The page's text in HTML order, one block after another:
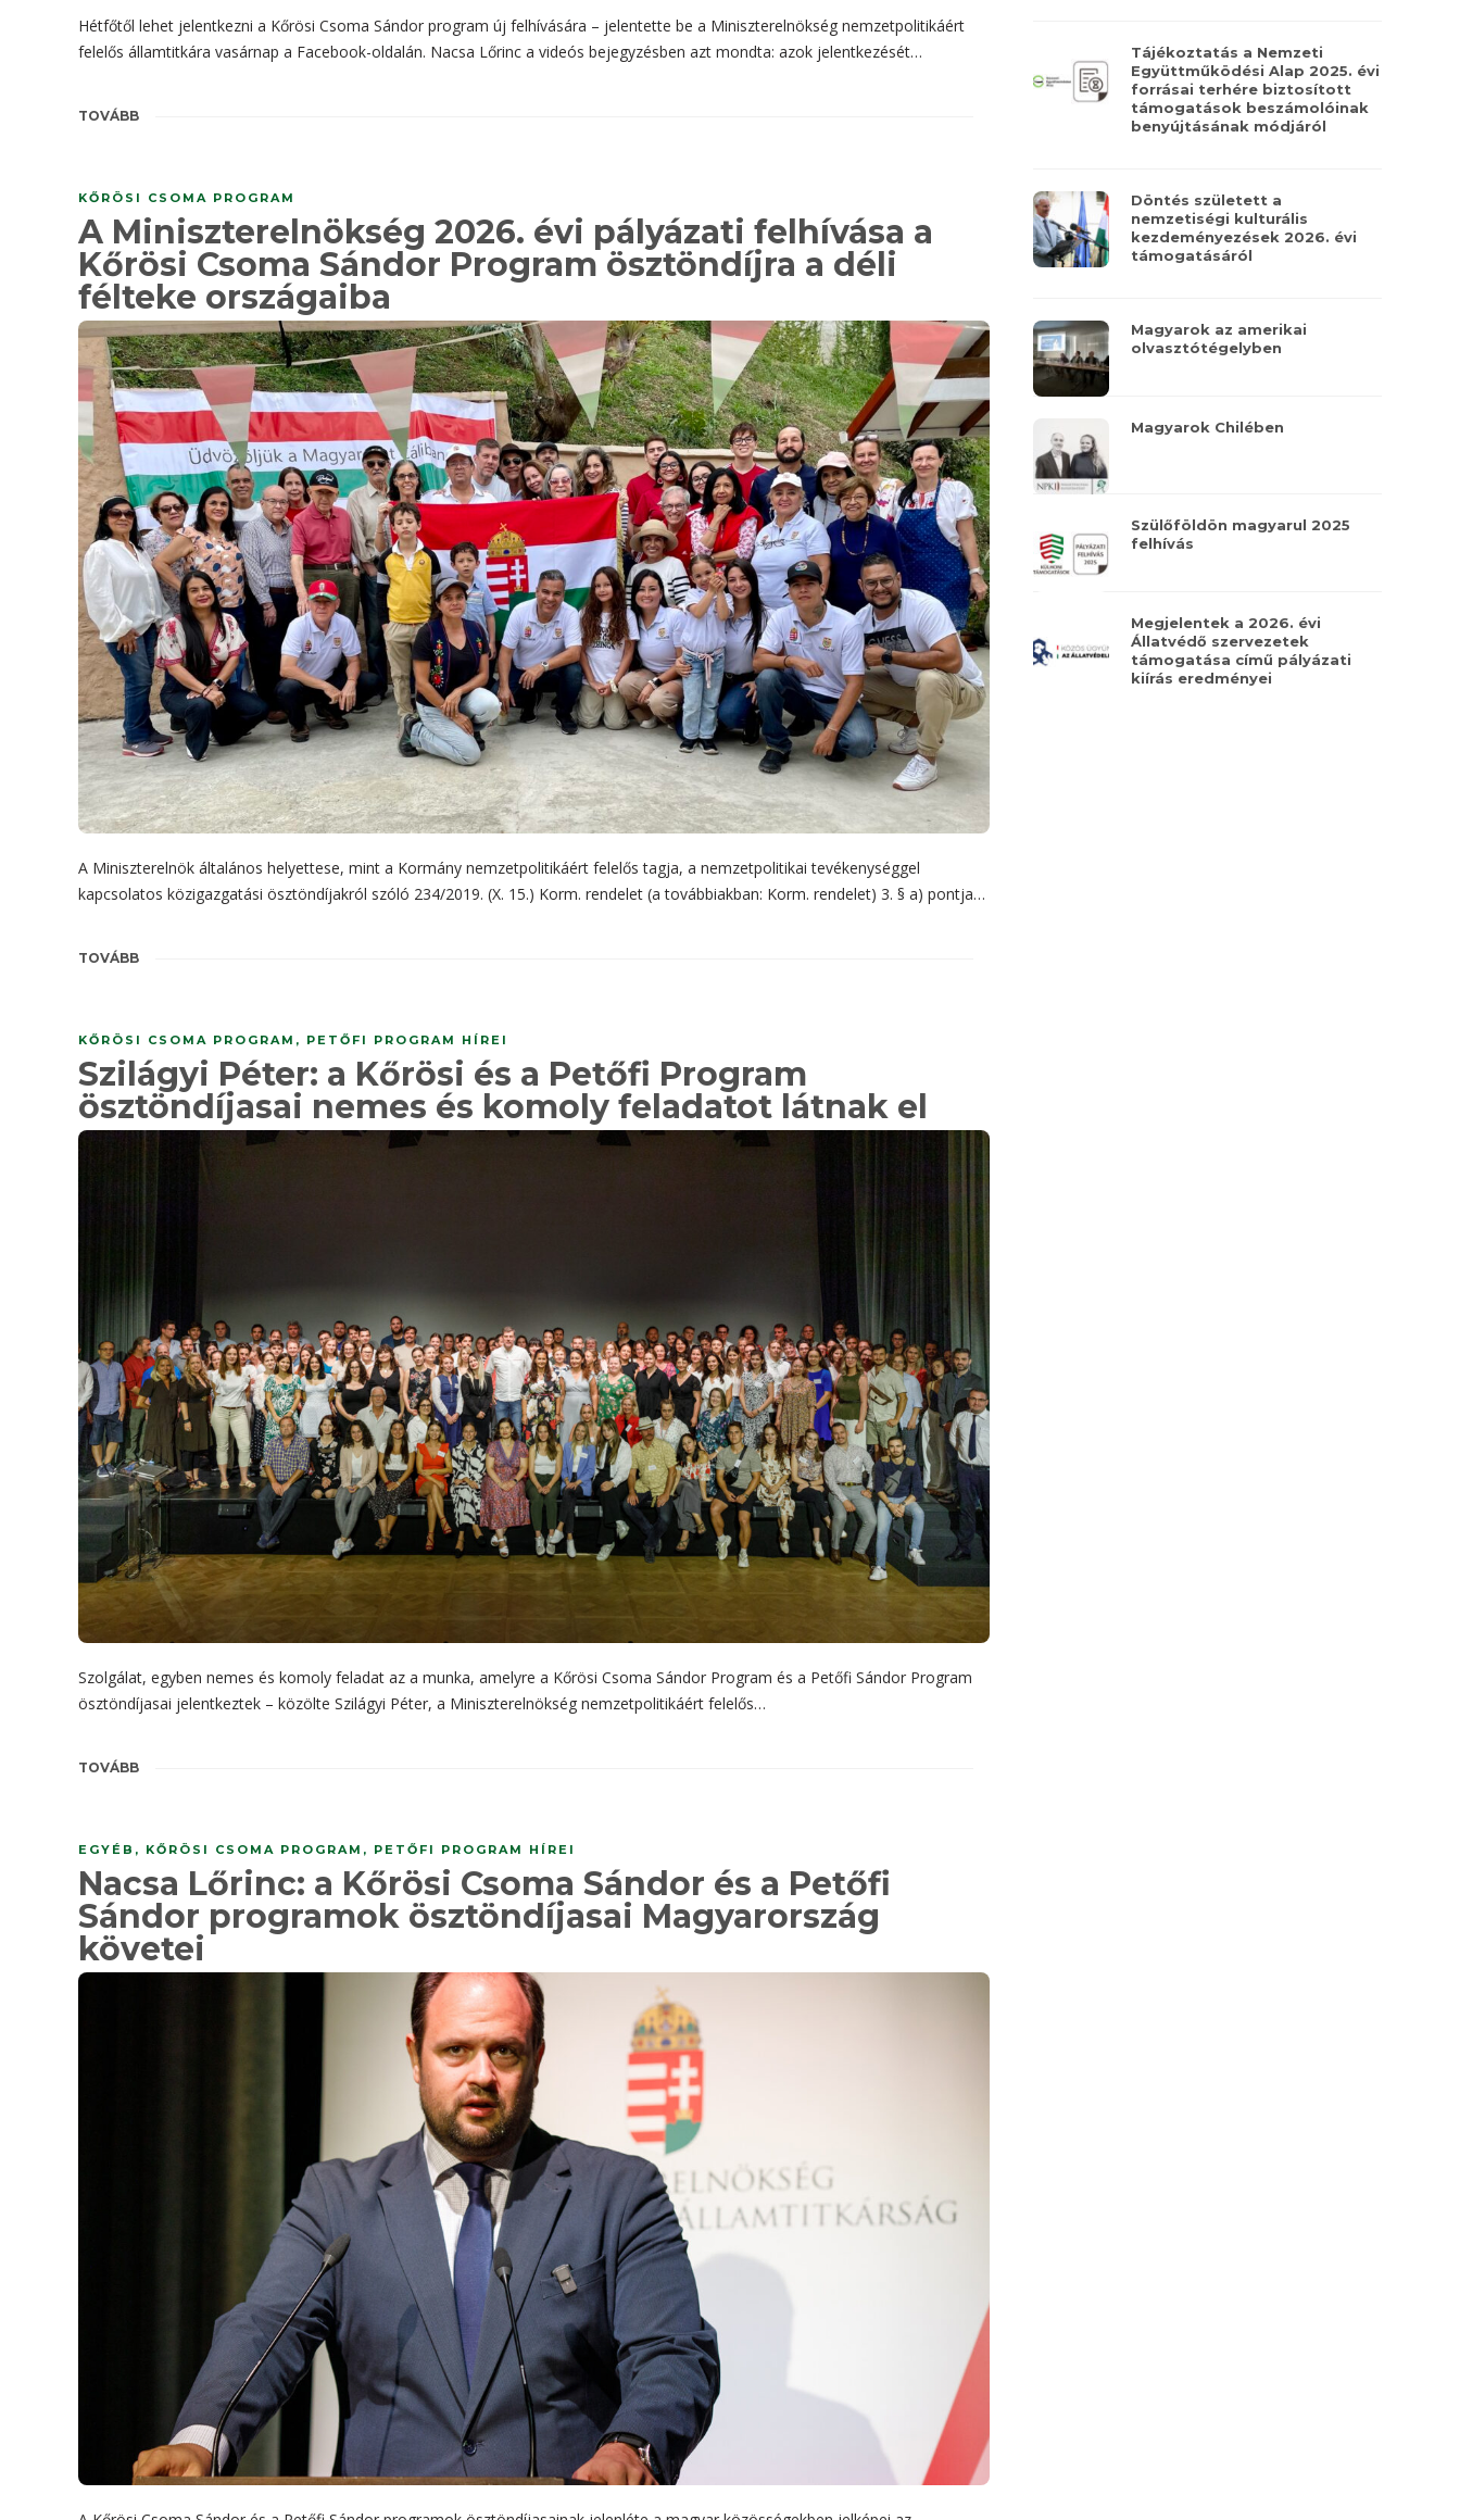
Hétfőtől lehet jelentkezni a Kőrösi Csoma Sándor program új felhívására – jelentette be a Miniszterelnökség nemzetpolitikáért
felelős államtitkára vasárnap a Facebook-oldalán. Nacsa Lőrinc a videós bejegyzésben azt mondta: azok jelentkezését…
TOVÁBB
KŐRÖSI CSOMA PROGRAM
A Miniszterelnökség 2026. évi pályázati felhívása a
Kőrösi Csoma Sándor Program ösztöndíjra a déli
félteke országaiba
A Miniszterelnök általános helyettese, mint a Kormány nemzetpolitikáért felelős tagja, a nemzetpolitikai tevékenységgel
kapcsolatos közigazgatási ösztöndíjakról szóló 234/2019. (X. 15.) Korm. rendelet (a továbbiakban: Korm. rendelet) 3. § a) pontja…
TOVÁBB
KŐRÖSI CSOMA PROGRAM , PETŐFI PROGRAM HÍREI
Szilágyi Péter: a Kőrösi és a Petőfi Program
ösztöndíjasai nemes és komoly feladatot látnak el
Szolgálat, egyben nemes és komoly feladat az a munka, amelyre a Kőrösi Csoma Sándor Program és a Petőfi Sándor Program
ösztöndíjasai jelentkeztek – közölte Szilágyi Péter, a Miniszterelnökség nemzetpolitikáért felelős…
TOVÁBB
EGYÉB , KŐRÖSI CSOMA PROGRAM , PETŐFI PROGRAM HÍREI
Nacsa Lőrinc: a Kőrösi Csoma Sándor és a Petőfi
Sándor programok ösztöndíjasai Magyarország
követei
Tájékoztatás a Nemzeti
Együttműködési Alap 2025. évi
forrásai terhére biztosított
támogatások beszámolóinak
benyújtásának módjáról
Döntés született a
nemzetiségi kulturális
kezdeményezések 2026. évi
támogatásáról
Magyarok az amerikai
olvasztótégelyben
Magyarok Chilében
Szülőföldön magyarul 2025
felhívás
Megjelentek a 2026. évi
Állatvédő szervezetek
támogatása című pályázati
kiírás eredményei